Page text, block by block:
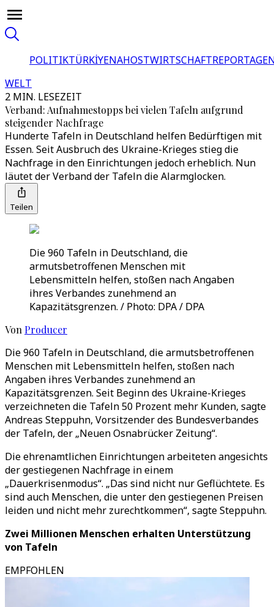
POLITIKTÜRKİYENAHOSTWIRTSCHAFT
WELT
2 MIN. LESEZEIT
Verband: Aufnahmestopps bei vielen Tafeln aufgrund
steigender Nachfrage
Hunderte Tafeln in Deutschland helfen Bedürftigen mit
Essen. Seit Ausbruch des Ukraine-Krieges stieg die
Nachfrage in den Einrichtungen jedoch erheblich. Nun
läutet der Verband der Tafeln die Alarmglocken.
Teilen
Die 960 Tafeln in Deutschland, die
armutsbetroffenen Menschen mit
Lebensmitteln helfen, stoßen nach Angaben
ihres Verbandes zunehmend an
Kapazitätsgrenzen. / Photo: DPA / DPA
Von Producer
Die 960 Tafeln in Deutschland, die armutsbetroffenen
Menschen mit Lebensmitteln helfen, stoßen nach
Angaben ihres Verbandes zunehmend an
Kapazitätsgrenzen. Seit Beginn des Ukraine-Krieges
verzeichneten die Tafeln 50 Prozent mehr Kunden, sagte
Andreas Steppuhn, Vorsitzender des Bundesverbandes
der Tafeln, der „Neuen Osnabrücker Zeitung“.
Die ehrenamtlichen Einrichtungen arbeiteten angesichts
der gestiegenen Nachfrage in einem
„Dauerkrisenmodus“. „Das sind nicht nur Geflüchtete. Es
sind auch Menschen, die unter den gestiegenen Preisen
leiden und nicht mehr zurechtkommen“, sagte Steppuhn.
Zwei Millionen Menschen erhalten Unterstützung
von Tafeln
EMPFOHLEN